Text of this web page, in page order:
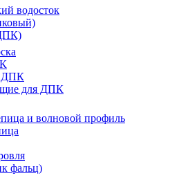
водосток
ДПК
для ДПК
и волновой профиль
фальц)